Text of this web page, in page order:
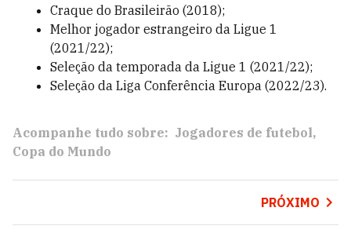
Craque do Brasileirão (2018);
Melhor jogador estrangeiro da Ligue 1
(2021/22);
Seleção da temporada da Ligue 1 (2021/22);
Seleção da Liga Conferência Europa (2022/23).
Acompanhe tudo sobre: Jogadores de futebol
Copa do Mundo
PRÓXIMO